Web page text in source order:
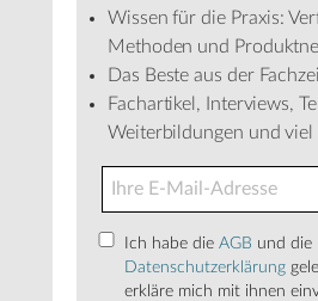
Wissen für die Praxis:
Methoden und
Das Beste aus der
Fachartikel, Interviews,
Weiterbildungen und viel
Ich habe die AGB und die
Datenschutzerklärung
erkläre mich mit ihnen